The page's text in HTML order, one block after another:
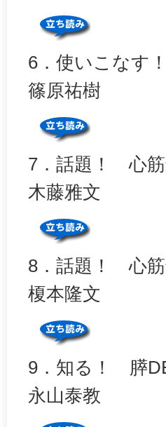
6．使いこなす
篠原祐樹
7．話題！ 心筋
木藤雅文
8．話題！ 心筋
榎本隆文
9．知る！ 膵
永山泰教